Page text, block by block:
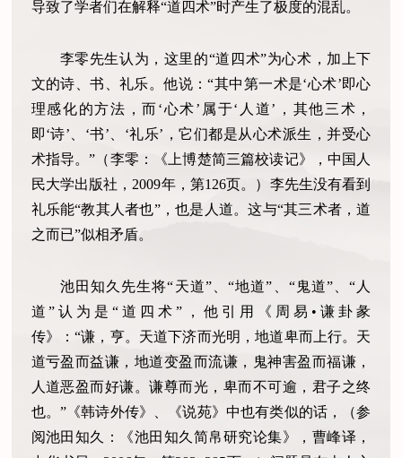
导致了学者们在解释“道四术”时产生了极度的混乱。
李零先生认为，这里的“道四术”为心术，加上下
文的诗、书、礼乐。他说：“其中第一术是‘心术’即心
理感化的方法，而‘心术’属于‘人道’，其他三术，
即‘诗’、‘书’、‘礼乐’，它们都是从心术派生，并受心
术指导。”（李零：《上博楚简三篇校读记》，中国人
民大学出版社，2009年，第126页。）李先生没有看到
礼乐能“教其人者也”，也是人道。这与“其三术者，道
之而已”似相矛盾。
池田知久先生将“天道”、“地道”、“鬼道”、“人
道”认为是“道四术”，他引用《周易•谦卦彖
传》：“谦，亨。天道下济而光明，地道卑而上行。天
道亏盈而益谦，地道变盈而流谦，鬼神害盈而福谦，
人道恶盈而好谦。谦尊而光，卑而不可逾，君子之终
也。”《韩诗外传》、《说苑》中也有类似的话，（参
阅池田知久：《池田知久简帛研究论集》，曹峰译，